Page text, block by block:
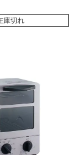
庫切れ